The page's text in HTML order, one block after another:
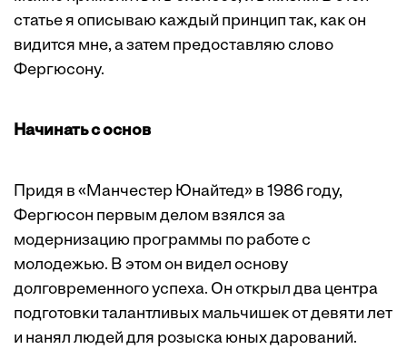
статье я описываю каждый принцип так, как он
видится мне, а затем предоставляю слово
Фергюсону.
Начинать с основ
Придя в «Манчестер Юнайтед» в 1986 году,
Фергюсон первым делом взялся за
модернизацию программы по работе с
молодежью. В этом он видел основу
долговременного успеха. Он открыл два центра
подготовки талантливых мальчишек от девяти лет
и нанял людей для розыска юных дарований.